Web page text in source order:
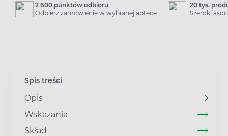
2 600 punktów odbioru
Odbierz zamówienie w wybranej aptece
20 tys.
Szeroki
Spis treści
Opis
Wskazania
Skład